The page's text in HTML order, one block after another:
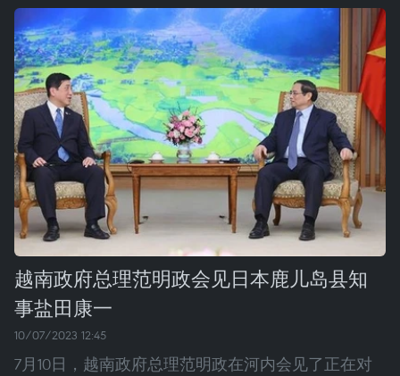
越南政府总理范明政会见日本鹿儿岛县知
事盐田康一
10/07/2023 12:45
7月10日，越南政府总理范明政在河内会见了正在对